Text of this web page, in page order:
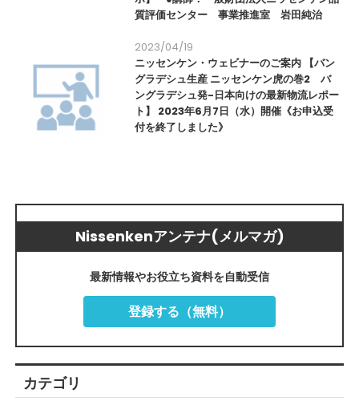
質評価センター 事業推進室 岩田純治
2023/04/19
ニッセンケン・ウェビナーのご案内 【バン
グラデシュ生産 ニッセンケン虎の巻2 バ
ングラデシュ発-日本向けの最新物流レポー
ト】 2023年6月7日（水）開催《お申込受
付を終了しました》
Nissenkenアンテナ(メルマガ)
最新情報やお役立ち資料を自動受信
登録する（無料）
カテゴリ